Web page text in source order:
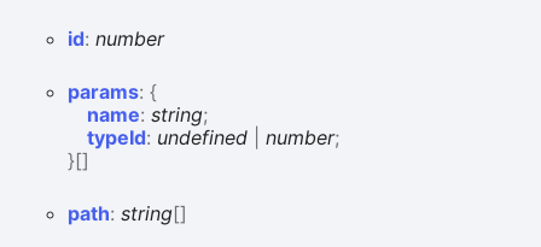
id: number
params: {
name: string;
typeId: undefined number;
}[]
path: string[]